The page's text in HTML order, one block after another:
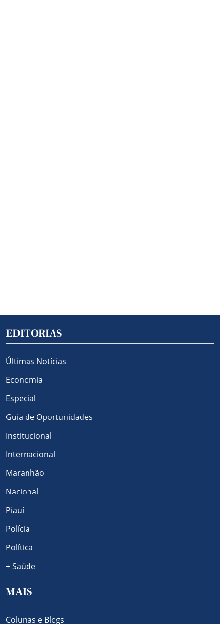
EDITORIAS
Últimas Notícias
Economia
Especial
Guia de Oportunidades
Institucional
Internacional
Maranhão
Nacional
Piauí
Polícia
Política
+ Saúde
MAIS
Colunas e Blogs